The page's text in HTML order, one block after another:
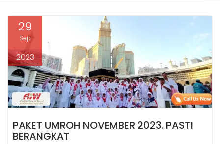
29
Sep
2023
PAKET UMROH NOVEMBER 2023. PASTI
BERANGKAT